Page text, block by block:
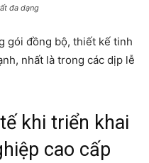
đa dạng
gói đồng bộ, thiết kế tinh
nhất là trong các dịp lễ
khi triển khai
cao cấp